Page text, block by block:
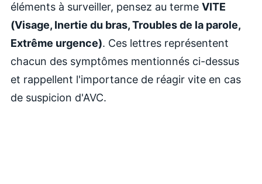
éléments à surveiller, pensez au terme VITE
(Visage, Inertie du bras, Troubles de la parole,
Extrême urgence). Ces lettres représentent
chacun des symptômes mentionnés ci-dessus
et rappellent l'importance de réagir vite en cas
de suspicion d'AVC.